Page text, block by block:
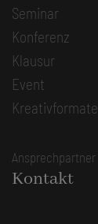
Seminar
Konferenz
Klausur
Event
Kreativformate
Ansprechpartner
Kontakt